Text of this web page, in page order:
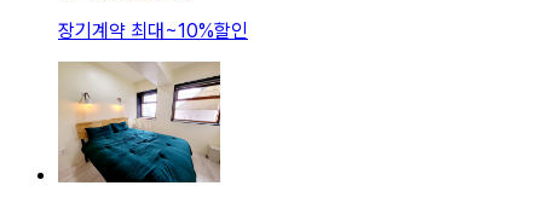
장기계약 최대~10%할인